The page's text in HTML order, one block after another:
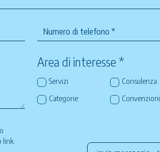
Area di interesse *
Servizi
Consulenza
Categorie
Convenzioni
link